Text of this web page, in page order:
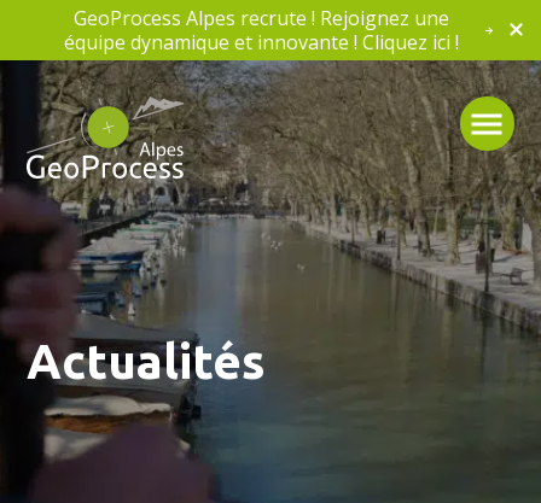
GeoProcess Alpes recrute ! Rejoignez une
équipe dynamique et innovante ! Cliquez ici !
Actualités